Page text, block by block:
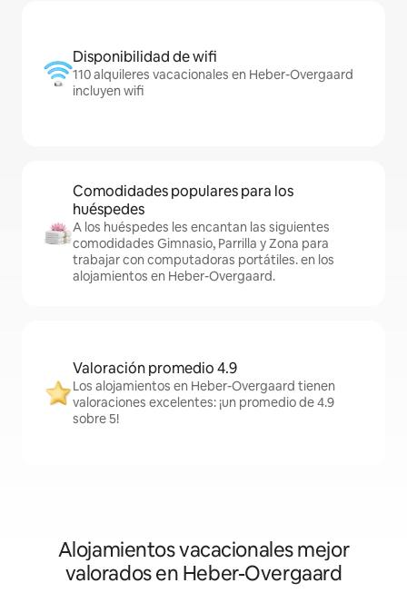
Disponibilidad de wifi
110 alquileres vacacionales en Heber-Overgaard
incluyen wifi
Comodidades populares para los
huéspedes
A los huéspedes les encantan las siguientes
comodidades Gimnasio, Parrilla y Zona para
trabajar con computadoras portátiles. en los
alojamientos en Heber-Overgaard.
Valoración promedio 4.9
Los alojamientos en Heber-Overgaard tienen
valoraciones excelentes: ¡un promedio de 4.9
sobre 5!
Alojamientos vacacionales mejor
valorados en Heber-Overgaard